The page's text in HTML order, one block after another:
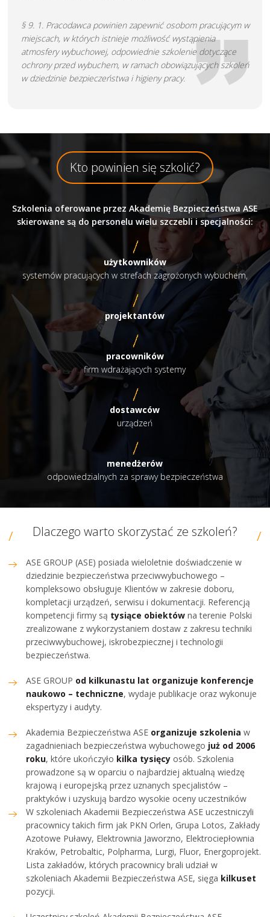
§ 9. 1. Pracodawca powinien zapewnić osobom pracującym w
miejscach, w których istnieje możliwość wystąpienia
atmosfery wybuchowej, odpowiednie szkolenie dotyczące
ochrony przed wybuchem, w ramach obowiązujących szkoleń
w dziedzinie bezpieczeństwa i higieny pracy.
Kto powinien się szkolić?
Szkolenia oferowane przez Akademię Bezpieczeństwa ASE
skierowane są do personelu wielu szczebli i specjalności:
użytkowników
systemów pracujących w strefach zagrożonych wybuchem,
projektantów
pracowników
firm wdrażających systemy
dostawców
urządzeń
menedżerów
odpowiedzialnych za sprawy bezpieczeństwa
Dlaczego warto skorzystać ze szkoleń?
ASE GROUP (ASE) posiada wieloletnie doświadczenie w
dziedzinie bezpieczeństwa przeciwwybuchowego –
kompleksowo obsługuje Klientów w zakresie doboru,
kompletacji urządzeń, serwisu i dokumentacji. Referencją
kompetencji firmy są tysiące obiektów na terenie Polski
zrealizowane z wykorzystaniem dostaw z zakresu techniki
przeciwwybuchowej, iskrobezpiecznej i technologii
bezpieczeństwa.
ASE GROUP od kilkunastu lat organizuje konferencje
naukowo – techniczne, wydaje publikacje oraz wykonuje
ekspertyzy i audyty.
Akademia Bezpieczeństwa ASE organizuje szkolenia w
zagadnieniach bezpieczeństwa wybuchowego już od 2006
roku, które ukończyło kilka tysięcy osób. Szkolenia
prowadzone są w oparciu o najbardziej aktualną wiedzę
krajową i europejską przez uznanych specjalistów –
praktyków i uzyskują bardzo wysokie oceny uczestników
W szkoleniach Akademii Bezpieczeństwa ASE uczestniczyli
pracownicy takich firm jak PKN Orlen, Grupa Lotos, Zakłady
Azotowe Puławy, Elektrownia Jaworzno, Elektrociepłownia
Kraków, Petrobaltic, Polpharma, Lurgi, Fluor, Energoprojekt.
Lista zakładów, których pracownicy brali udział w
szkoleniach Akademii Bezpieczeństwa ASE, sięga kilkuset
pozycji.